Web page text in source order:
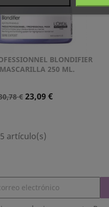
BLONDIFIER
250 ML.
€ Precio
23,09 €
Vista rápida
artículo(s)